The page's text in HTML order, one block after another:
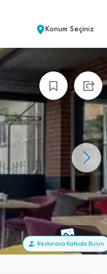
Konum Seçiniz
+18
Restorana Katkıda Bulun